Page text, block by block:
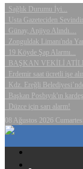
Sağlık Durumu İyi...
Usta Gazeteciden
Günay, Anjiyo Alındı....
Zonguldak Limanı'nda
19 Köyde Şap Alarmı...
BAŞKAN VEKİLİ
Erdemir saat ücretli işe
Kdz. Ereğli
Başkan Posbıyık'ın
Düzce için sarı alarm!
08 Ağustos 2026 Cumartesi